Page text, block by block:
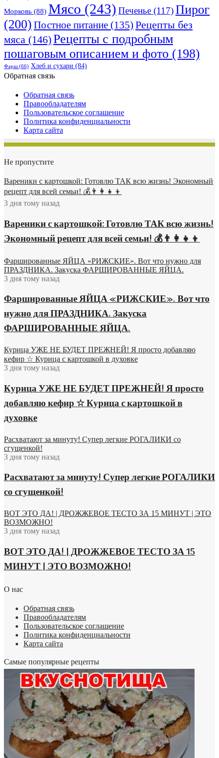
Морковь (88) Мясо (243) Печенье (117)Пирог
(200) Постное питание (135) Рецепты без
мяса (146)Рецепты с подробным
пошаговым описанием и фото (198)
Фарш(66) Хлеб и сухари (84)
Обратная связь
Обратная связь
Правообладателям
Пользовательское соглашение
Политика конфиденциальности
Карта сайта
Не пропустите
Вареники с картошкой: Готовлю ТАК всю жизнь! Экономный
рецепт для всей семьи! 💰👨👩👧👦
3 дня тому назад
Вареники с картошкой: Готовлю ТАК всю жизнь!
Экономный рецепт для всей семьи! 💰👨👩👧👦
Фаршированные ЯЙЦА «РИЖСКИЕ». Вот что нужно для
ПРАЗДНИКА. Закуска ФАРШИРОВАННЫЕ ЯЙЦА.
3 дня тому назад
Фаршированные ЯЙЦА «РИЖСКИЕ». Вот что
нужно для ПРАЗДНИКА. Закуска
ФАРШИРОВАННЫЕ ЯЙЦА.
Курица УЖЕ НЕ БУДЕТ ПРЕЖНЕЙ! Я просто добавляю
кефир ☆ Курица с картошкой в духовке
3 дня тому назад
Курица УЖЕ НЕ БУДЕТ ПРЕЖНЕЙ! Я просто
добавляю кефир ☆ Курица с картошкой в
духовке
Расхватают за минуту! Супер легкие РОГАЛИКИ со
сгущенкой!
3 дня тому назад
Расхватают за минуту! Супер легкие РОГАЛИКИ
со сгущенкой!
ВОТ ЭТО ДА! | ДРОЖЖЕВОЕ ТЕСТО ЗА 15 МИНУТ | ЭТО
ВОЗМОЖНО!
3 дня тому назад
ВОТ ЭТО ДА! | ДРОЖЖЕВОЕ ТЕСТО ЗА 15
МИНУТ | ЭТО ВОЗМОЖНО!
О нас
Обратная связь
Правообладателям
Пользовательское соглашение
Политика конфиденциальности
Карта сайта
Самые популярные рецепты